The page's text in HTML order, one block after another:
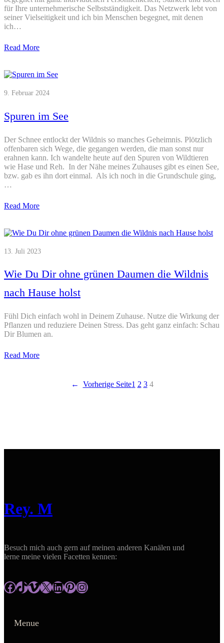
für Ihre unternehmerische Selbstständigkeit. Das Netzwerk lebt von
seiner Vielseitigkeit und ich bin Menschen begegnet, mit denen
ich…
Read More
9. Februar 2024
Spuren im See
Der Schnee entlockt der Wildnis so manches Geheimnis. Plötzlich
offenbaren sich Wege, die gegangen werden, die man sonst nur
erahnen kann. Ich wandelte heute auf den Spuren von Wildtieren
wie Hase und Reh. In der Nähe meines Zuhauses gibt es einen See,
bzw. gab es ihn dort einmal. Als ich noch in die Grundschule ging,
…
Read More
13. Juli 2023
Wie Du Dir ohne grünen Daumen die Wildnis
nach Hause holst
Fühl Dich einfach wohl in Deinem Zuhause. Nutze die Wirkung der
Pflanzen und reduziere Deinen Stress. Das geht ganz einfach: Schau
Dir Blumen an.
Read More
← Vorherige Seite1 2 3 4
Rey. M
Besuch mich auch gern auf meinen anderen Kanälen und
lerne meine vielen Facetten kennen:
https://www.facebook.com/rey.m.gallery tiktok.com/@reym_gallery https://vimeo.com/user195417306 https://x.com/ReyM_gallery?t=ApKk-z5X__ugZ1aV5kCItQ&s=09 https://www.linkedin.com/in/antje-meyer-reym/ https://www.pinterest.de/reymgallery/ https://www.instagram.com/rey.m_gallery/
Menue